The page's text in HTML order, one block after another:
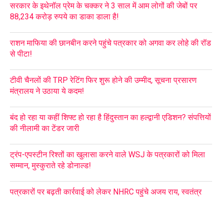
सरकार के इथेनॉल प्रेम के चक्कर ने 3 साल में आम लोगों की जेबों पर
88,234 करोड़ रुपये का डाका डाला है!
राशन माफिया की छानबीन करने पहुंचे पत्रकार को अगवा कर लोहे की रॉड
से पीटा!
टीवी चैनलों की TRP रेटिंग फिर शुरू होने की उम्मीद, सूचना प्रसारण
मंत्रालय ने उठाया ये कदम!
बंद हो रहा या कहीं शिफ्ट हो रहा है हिंदुस्तान का हल्द्वानी एडिशन? संपत्तियों
की नीलामी का टेंडर जारी
ट्रंप-एपस्टीन रिश्तों का खुलासा करने वाले WSJ के पत्रकारों को मिला
सम्मान, मुस्कुराते रहे डोनाल्ड!
पत्रकारों पर बढ़ती कार्रवाई को लेकर NHRC पहुंचे अजय राय, स्वतंत्र